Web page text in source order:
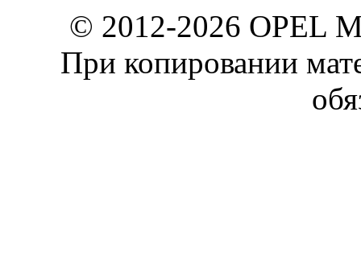
© 2012-2026 OPEL
При копировании